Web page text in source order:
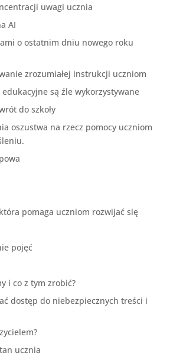
uwagi ucznia
AI
o ostatnim dniu nowego roku
zrozumiałej instrukcji uczniom
są źle wykorzystywane
do szkoły
oszustwa na rzecz pomocy uczniom
pomaga uczniom rozwijać się
pojęć
i co z tym zrobić?
dostęp do niebezpiecznych treści i
ucznia